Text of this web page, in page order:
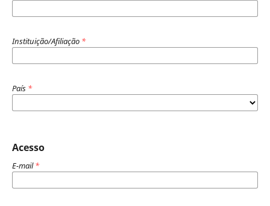
Instituição/Afiliação *
País *
Acesso
E-mail*